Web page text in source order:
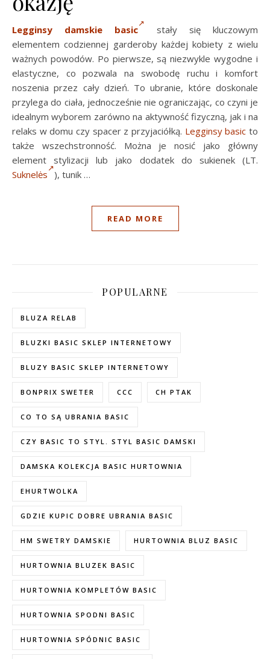
Legginsy damskie basic
stały się kluczowym
elementem codziennej garderoby każdej kobiety z wielu
ważnych powodów. Po pierwsze, są niezwykle wygodne i
elastyczne, co pozwala na swobodę ruchu i komfort
noszenia przez cały dzień. To ubranie, które doskonale
przylega do ciała, jednocześnie nie ograniczając, co czyni je
idealnym wyborem zarówno na aktywność fizyczną, jak i na
relaks w domu czy spacer z przyjaciółką. Legginsy basic to
także wszechstronność. Można je nosić jako główny
element stylizacji lub jako dodatek do sukienek (LT.
Suknelės
), tunik …
READ MORE
POPULARNE
BLUZA RELAB
BLUZKI BASIC SKLEP INTERNETOWY
BLUZY BASIC SKLEP INTERNETOWY
BONPRIX SWETER CCC CH PTAK
CO TO SĄ UBRANIA BASIC
CZY BASIC TO STYL. STYL BASIC DAMSKI
DAMSKA KOLEKCJA BASIC HURTOWNIA
EHURTWOLKA
GDZIE KUPIC DOBRE UBRANIA BASIC
HM SWETRY DAMSKIE HURTOWNIA BLUZ BASIC
HURTOWNIA BLUZEK BASIC
HURTOWNIA KOMPLETÓW BASIC
HURTOWNIA SPODNI BASIC
HURTOWNIA SPÓDNIC BASIC